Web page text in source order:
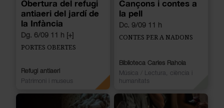
Obertura del refugi
antiaeri del jardí de
la Infància
Dg. 6/09 11 h [+]
PORTES OBERTES
Refugi antiaeri
Patrimoni i museus
Cançons i contes a
la pell
Dc. 9/09 11 h
CONTES PER A NADONS
Biblioteca Carles Rahola
Música
Lectura, ciència i
humanitats